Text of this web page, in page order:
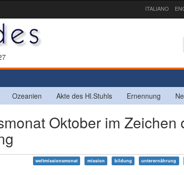
ITALIANO
Ozeanien Akte des Hl.Stuhls Ernennung
Oktober im Zeichen
weltmissionsmonat mission bildung unterernährung